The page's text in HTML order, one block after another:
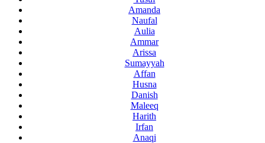
Amanda
Naufal
Aulia
Ammar
Arissa
Sumayyah
Affan
Husna
Danish
Maleeq
Harith
Irfan
Anaqi